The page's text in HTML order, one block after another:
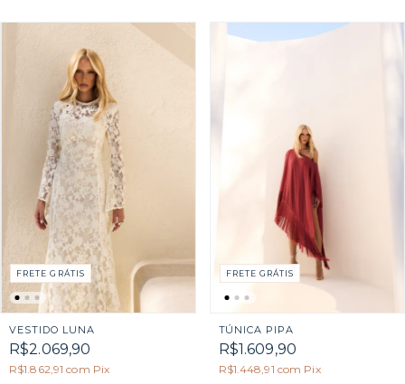
FRETE GRÁTIS
VESTIDO LUNA
R$2.069,90
R$1.862,91com Pix
FRETE GRÁTIS
TÚNICA PIPA
R$1.609,90
R$1.448,91 com Pix